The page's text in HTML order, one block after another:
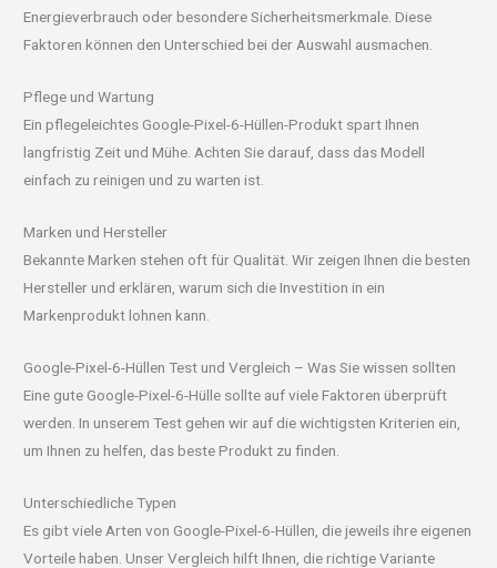
Energieverbrauch oder besondere Sicherheitsmerkmale. Diese
Faktoren können den Unterschied bei der Auswahl ausmachen.
Pflege und Wartung
Ein pflegeleichtes Google-Pixel-6-Hüllen-Produkt spart Ihnen
langfristig Zeit und Mühe. Achten Sie darauf, dass das Modell
einfach zu reinigen und zu warten ist.
Marken und Hersteller
Bekannte Marken stehen oft für Qualität. Wir zeigen Ihnen die besten
Hersteller und erklären, warum sich die Investition in ein
Markenprodukt lohnen kann.
Google-Pixel-6-Hüllen Test und Vergleich – Was Sie wissen sollten
Eine gute Google-Pixel-6-Hülle sollte auf viele Faktoren überprüft
werden. In unserem Test gehen wir auf die wichtigsten Kriterien ein,
um Ihnen zu helfen, das beste Produkt zu finden.
Unterschiedliche Typen
Es gibt viele Arten von Google-Pixel-6-Hüllen, die jeweils ihre eigenen
Vorteile haben. Unser Vergleich hilft Ihnen, die richtige Variante